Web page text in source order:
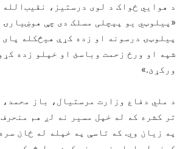
د هوايي ځواک د لوی درستیز،
«پیلوټي یو پېچلی مسلک دی چې هوښیارۍ
پیلوټۍ درسونه او زده کړې هیڅکله
شپه او ورځ زحمت وباسئ او خپلو زده
ورکړئ.»
د ملي دفاع وزارت مرستیال، باز محمد،
تر کشره که له خپل مسیر نه لږ هم
په زیان وي. که تاسې په خپله له ځان